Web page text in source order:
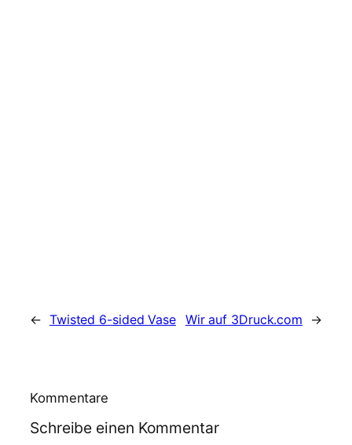
← Twisted 6-sided Vase Wir auf 3Druck.com →
Kommentare
Schreibe einen Kommentar